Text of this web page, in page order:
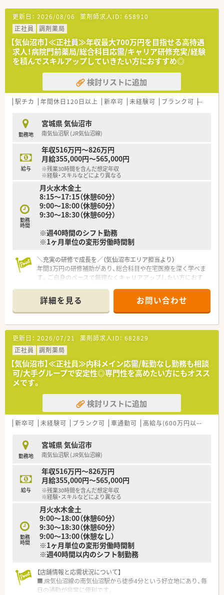
更新日： 2026/08/06 薬剤師求人ID： 658910
正社員
調剤薬局
【気仙沼市】≪正社員≫年収最大700万円を目指せる高待遇
求人！病院門前薬局/総合科目応需/キャリア研修充実/経験
を積んでスキルアップしていきたい方におすすめ◎
検討リストに追加
駅チカ 年間休日120日以上 新卒可 未経験可 ブランク可 車通勤
勤務地
宮城県 気仙沼市
南気仙沼駅 (JR気仙沼線)
給与
年収516万円～826万円
月給355,000円～565,000円
※残業30時間を含んだ想定年収
※経験・スキルなどにより異なる
勤務
時間
月火水木金土
8:15～17:15（休憩60分）
9:00～18:00（休憩60分）
9:30～18:30（休憩60分）
※週40時間のシフト勤務
※1ヶ月単位の変形労働時間制
＼充実の研修で成長を／（気仙沼市エリア担当より）
年間3万円の研修補助があり、総合科目や在宅医療を深く学べま
す。ご自身のペースで無理なくキャリアアップしたい方におす
＊------------------------------------------＊
【店舗情報と応需状況について】
■JR気仙沼線の南気仙沼駅より車で10分ほどの場所に位置し、
通勤にはマイカーの利用が便利です。
■近隣の総合病院からの処方箋を1日平均250枚ほど応需してお
り、幅広い知識が身につきます。
■薬剤師は常勤10名が在籍しており、事務員も9名いるため手厚
い人員体制です。
【法人特徴について】
■医療や介護など5つの事業を柱に展開する健康の総合商社とし
て、安定した経営基盤を築いている企業です。
■在宅医療の分野において20年以上の豊富な実績とノウハウを
持ち、地域社会からの信頼も厚い法人です。
積極的に挑戦し続ける姿勢を大切にしています。
【こんな方にオススメ】
■総合科目の処方箋に触れながら幅広い薬学知識を身につけ、薬
剤師としての専門性を高めたい方に最適です。
■在宅医療のノウハウをしっかりと学び、地域医療の最前線で貢
献したいと考えている方におすすめの職場です。
■プライベートの時間も大切にしながら、安定した収入と充実し
た福利厚生の中で長く働きたい方に向いています。
詳細を見る お問い合わせ
更新日： 2026/07/21 薬剤師求人ID： 682829
正社員
調剤薬局
【気仙沼市】≪正社員≫内科メイン応需/転勤なし勤務も相談
可/大手グループで安定性◎専門性を高めたい方にもオスス
メです。
検討リストに追加
新卒可 未経験可 ブランク可 車通勤可 高給与(600万円以上)
勤務地
宮城県 気仙沼市
南気仙沼駅 (JR気仙沼線)
給与
年収516万円～826万円
月給355,000円～565,000円
※残業30時間を含んだ想定年収
※経験・スキルなどにより異なる
勤務
時間
月火水木金土
9:00～18:00（休憩60分）
9:30～18:30（休憩60分）
9:00～13:00（休憩なし）
※1ヶ月単位の変形労働時間制
※週40時間以内のシフト制勤務
【店舗情報と応需状況について】
■JR気仙沼線の南気仙沼駅から徒歩4分という好立地にあり、毎
日の通勤が非常に便利です。